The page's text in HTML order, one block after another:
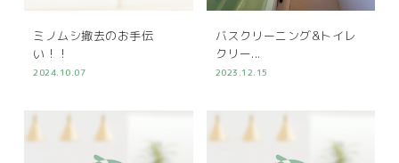
ミノムシ撤去のお手伝
い！！
2024.10.07
バスクリーニング&トイレ
クリー...
2023.12.15